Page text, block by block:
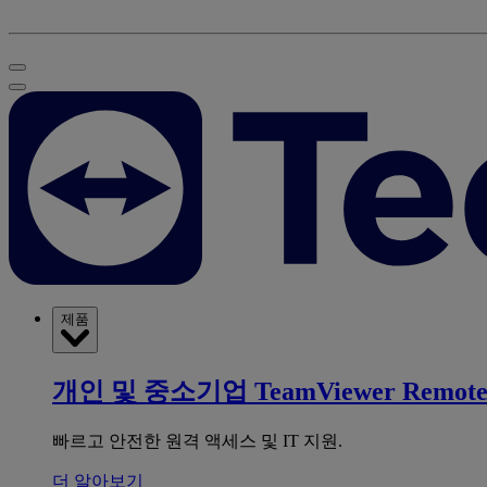
제품
개인 및 중소기업 TeamViewer Remote
빠르고 안전한 원격 액세스 및 IT 지원.
더 알아보기